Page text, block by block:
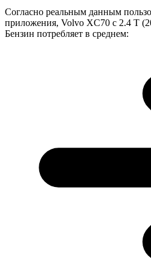
Согласно реальным данным
приложения, Volvo XC70 с 2.4 T
Бензин потребляет в среднем: